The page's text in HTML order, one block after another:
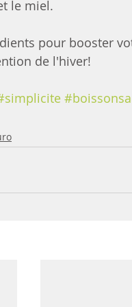
le miel.
pour booster
de l'hiver!